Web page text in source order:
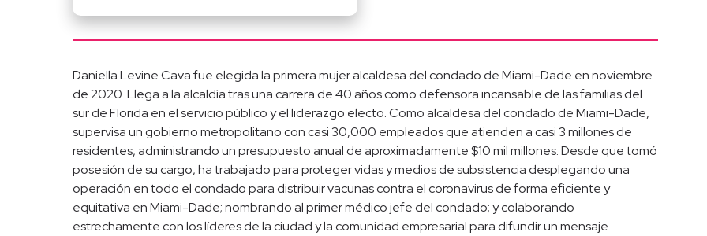
Daniella Levine Cava fue elegida la primera mujer alcaldesa del condado de Miami-Dade en noviembre
de 2020. Llega a la alcaldía tras una carrera de 40 años como defensora incansable de las familias del
sur de Florida en el servicio público y el liderazgo electo. Como alcaldesa del condado de Miami-Dade,
supervisa un gobierno metropolitano con casi 30,000 empleados que atienden a casi 3 millones de
residentes, administrando un presupuesto anual de aproximadamente $10 mil millones. Desde que tomó
posesión de su cargo, ha trabajado para proteger vidas y medios de subsistencia desplegando una
operación en todo el condado para distribuir vacunas contra el coronavirus de forma eficiente y
equitativa en Miami-Dade; nombrando al primer médico jefe del condado; y colaborando
estrechamente con los líderes de la ciudad y la comunidad empresarial para difundir un mensaje